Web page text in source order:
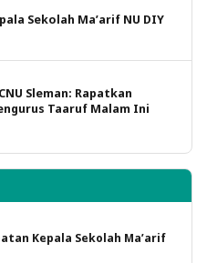
Sekolah Ma’arif NU DIY
Sleman: Rapatkan
Taaruf Malam Ini
Kepala Sekolah Ma’arif